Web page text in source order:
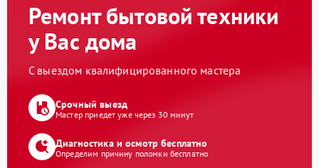
Ремонт бытовой техники
у Вас дома
С выездом квалифицированного мастера
Срочный выезд
Мастер приедет уже через 30 минут
Диагностика и осмотр бесплатно
Определим причину поломки бесплатно